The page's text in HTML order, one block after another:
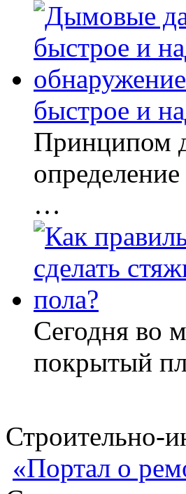
быстрое и
Принципом
…
Сегодня во
покрытый
Строительно-
«Портал о